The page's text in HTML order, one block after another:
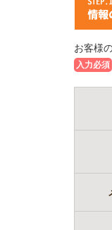
お客様
入力必須